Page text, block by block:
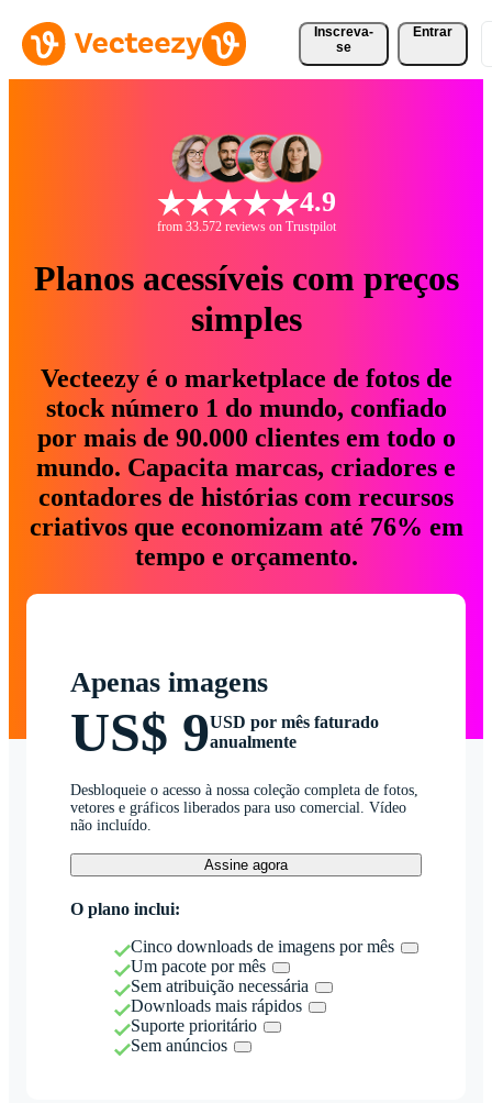
Inscreva-
se
Entrar
4.9
from 33.572 reviews on Trustpilot
Planos acessíveis com preços
simples
Vecteezy é o marketplace de fotos de
stock número 1 do mundo, confiado
por mais de 90.000 clientes em todo o
mundo. Capacita marcas, criadores e
contadores de histórias com recursos
criativos que economizam até 76% em
tempo e orçamento.
Apenas imagens
US$ 9USD por mês faturado
anualmente
Desbloqueie o acesso à nossa coleção completa de fotos,
vetores e gráficos liberados para uso comercial. Vídeo
não incluído.
Assine agora
O plano inclui:
Cinco downloads de imagens por mês
Um pacote por mês
Sem atribuição necessária
Downloads mais rápidos
Suporte prioritário
Sem anúncios